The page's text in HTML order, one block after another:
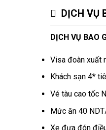
DỊCH VỤ
DỊCH VỤ BAO
Visa đoàn xuất
Khách sạn 4*
Vé tàu cao tốc
Mức ăn 40
Xe đưa đón